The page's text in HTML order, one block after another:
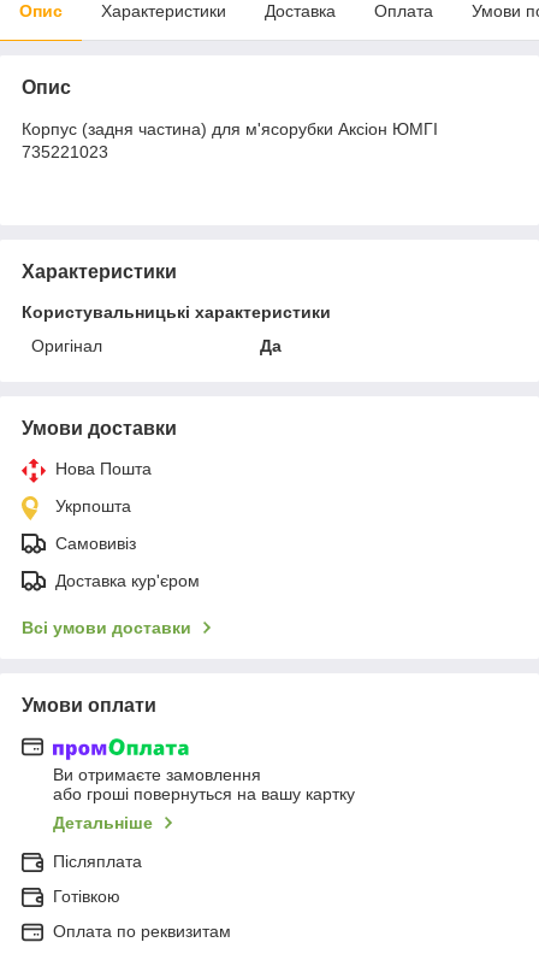
Опис Характеристики Доставка Оплата Умови
Опис
Корпус (задня частина) для м'ясорубки Аксіон ЮМГІ
735221023
Характеристики
Користувальницькі характеристики
Оригінал
Да
Умови доставки
Нова Пошта
Укрпошта
Самовивіз
Доставка кур'єром
Всі умови доставки
Умови оплати
Ви отримаєте замовлення
або гроші повернуться на вашу картку
Детальніше
Післяплата
Готівкою
Оплата по реквизитам